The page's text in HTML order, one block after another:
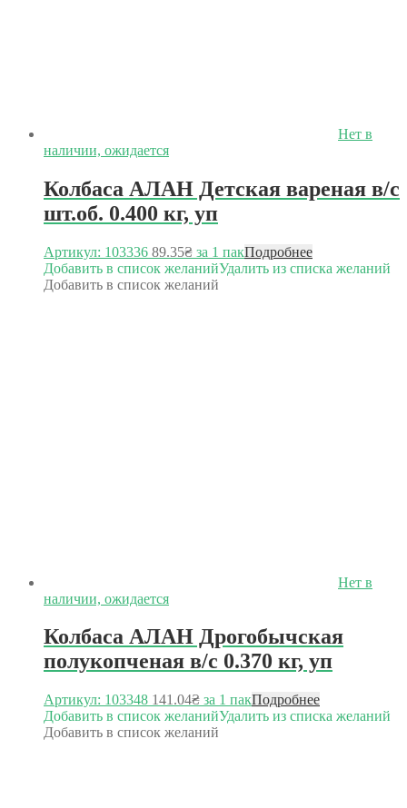
Нет в
наличии, ожидается
Колбаса АЛАН Детская вареная в/с
шт.об. 0.400 кг, уп
Артикул: 103336 89.35₴ за 1 пакПодробнее
Добавить в список желанийУдалить из списка желаний
Добавить в список желаний
Нет в
наличии, ожидается
Колбаса АЛАН Дрогобычская
полукопченая в/с 0.370 кг, уп
Артикул: 103348 141.04₴ за 1 пакПодробнее
Добавить в список желанийУдалить из списка желаний
Добавить в список желаний